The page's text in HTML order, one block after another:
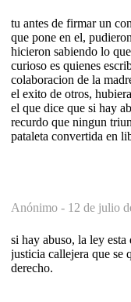
tu antes de firmar un
que pone en el,
hicieron sabiendo lo
curioso es quienes
colaboracion de la
el exito de otros,
el que dice que si hay
recurdo que ningun
pataleta convertida en
Anónimo - 12 de julio
si hay abuso, la ley
justicia callejera que se
derecho.